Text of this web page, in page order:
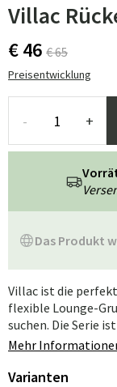
Villac
€ 46 € 65
Preisentwicklung
- +
Das Produkt
Villac ist die
flexible Lounge-
suchen. Die Serie
Mehr
Varianten